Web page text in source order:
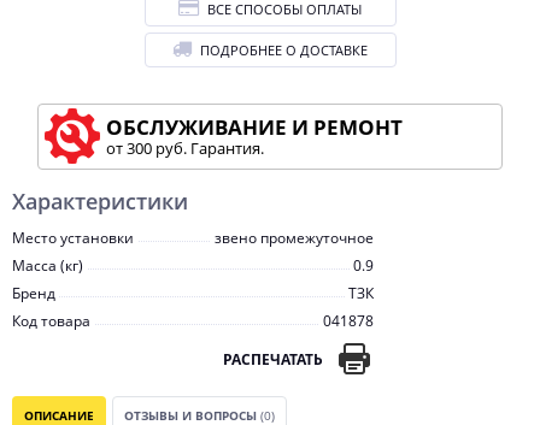
Характеристики
Место установки
звено промежуточное
Масса (кг)
0.9
Бренд
ТЗК
Код товара
041878
РАСПЕЧАТАТЬ
ВСЕ СПОСОБЫ ОПЛАТЫ
ПОДРОБНЕЕ О ДОСТАВКЕ
ОБСЛУЖИВАНИЕ И РЕМОНТ
от 300 руб. Гарантия.
ОПИСАНИЕ ОТЗЫВЫ И ВОПРОСЫ (0)